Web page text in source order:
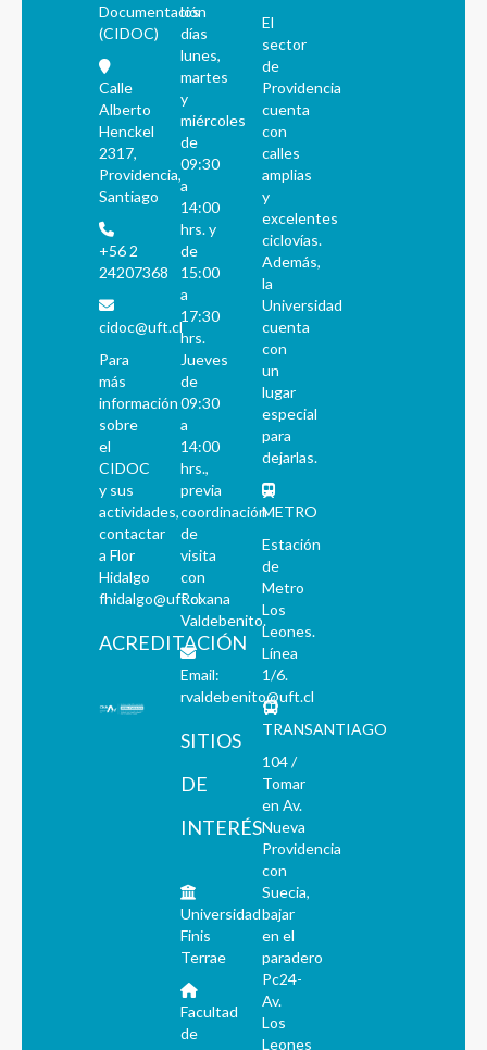
Documentación
(CIDOC)
Calle
Alberto
Henckel
2317,
Providencia,
Santiago
+56 2
24207368
cidoc@uft.cl
Para
más
información
sobre
el
CIDOC
y sus
actividades,
contactar
a Flor
Hidalgo
fhidalgo@uft.cl
ACREDITACIÓN
los
días
lunes,
martes
y
miércoles
de
09:30
a
14:00
hrs. y
de
15:00
a
17:30
hrs.
Jueves
de
09:30
a
14:00
hrs.,
previa
coordinación
de
visita
con
Roxana
Valdebenito.
Email:
rvaldebenito@uft.cl
SITIOS
DE
INTERÉS
Universidad
Finis
Terrae
Facultad
de
El
sector
de
Providencia
cuenta
con
calles
amplias
y
excelentes
ciclovías.
Además,
la
Universidad
cuenta
con
un
lugar
especial
para
dejarlas.
METRO
Estación
de
Metro
Los
Leones.
Línea
1/6.
TRANSANTIAGO
104 /
Tomar
en Av.
Nueva
Providencia
con
Suecia,
bajar
en el
paradero
Pc24-
Av.
Los
Leones